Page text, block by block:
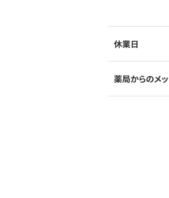
休業日
薬局からのメ